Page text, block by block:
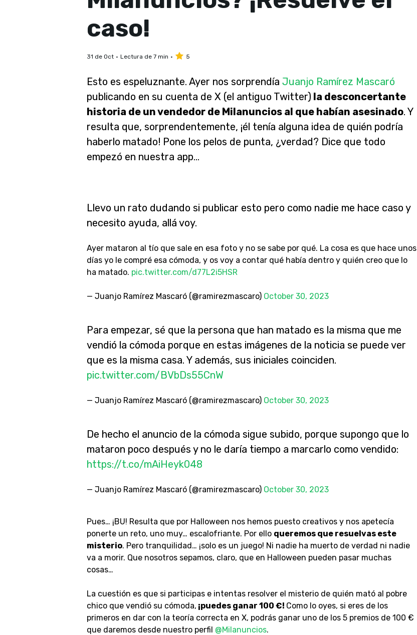
caso!
31 de Oct Lectura de 7 min 5
Esto es espeluznante. Ayer nos sorprendía Juanjo Ramírez Mascaró
publicando en su cuenta de X (el antiguo Twitter) la desconcertante
historia de un vendedor de Milanuncios al que habían asesinado. Y
resulta que, sorprendentemente, ¡él tenía alguna idea de quién podría
haberlo matado! Pone los pelos de punta, ¿verdad? Dice que todo
empezó en nuestra app…
Llevo un rato dudando si publicar esto pero como nadie me hace caso y
necesito ayuda, allá voy.
Ayer mataron al tío que sale en esa foto y no se sabe por qué. La cosa es que hace unos
días yo le compré esa cómoda, y os voy a contar qué había dentro y quién creo que lo
ha matado. pic.twitter.com/d77L2i5HSR
— Juanjo Ramírez Mascaró (@ramirezmascaro) October 30, 2023
Para empezar, sé que la persona que han matado es la misma que me
vendió la cómoda porque en estas imágenes de la noticia se puede ver
que es la misma casa. Y además, sus iniciales coinciden.
pic.twitter.com/BVbDs55CnW
— Juanjo Ramírez Mascaró (@ramirezmascaro) October 30, 2023
De hecho el anuncio de la cómoda sigue subido, porque supongo que lo
mataron poco después y no le daría tiempo a marcarlo como vendido:
https://t.co/mAiHeyk048
— Juanjo Ramírez Mascaró (@ramirezmascaro) October 30, 2023
Pues… ¡BU! Resulta que por Halloween nos hemos puesto creativos y nos apetecía
ponerte un reto, uno muy… escalofriante. Por ello queremos que resuelvas este
misterio. Pero tranquilidad… ¡solo es un juego! Ni nadie ha muerto de verdad ni nadie
va a morir. Que nosotros sepamos, claro, que en Halloween pueden pasar muchas
cosas…
La cuestión es que si participas e intentas resolver el misterio de quién mató al pobre
chico que vendió su cómoda, ¡puedes ganar 100 €! Como lo oyes, si eres de los
primeros en dar con la teoría correcta en X, podrás ganar uno de los 5 premios de 100 €
que daremos desde nuestro perfil @Milanuncios.